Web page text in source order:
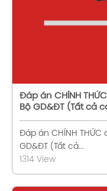
Đáp án CHÍNH
Bộ GD&ĐT (Tất cả
Đáp án CHÍNH THỨC
GD&ĐT (Tất cả...
1314 View